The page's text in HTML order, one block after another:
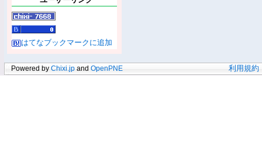
はてなブックマークに追加
Powered by Chixi.jp and OpenPNE 利用規約